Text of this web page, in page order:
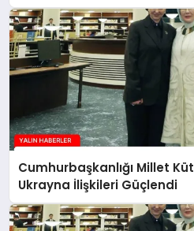
Cumhurbaşkanlığı Millet
Ukrayna İlişkileri Güçlendi